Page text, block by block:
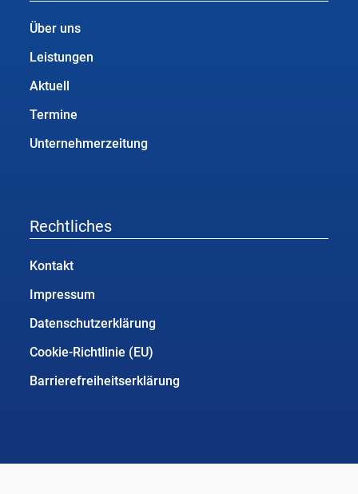
Über uns
Leistungen
Aktuell
Termine
Unternehmerzeitung
Rechtliches
Kontakt
Impressum
Datenschutzerklärung
Cookie-Richtlinie (EU)
Barrierefreiheitserklärung